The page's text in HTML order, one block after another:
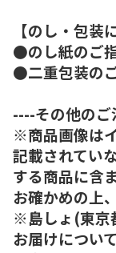
【のし・包装
●のし紙のご
●二重包装の
----その他の
※商品画像は
記載されてい
する商品に含
お確かめの上
※島しょ(東京
お届けについ